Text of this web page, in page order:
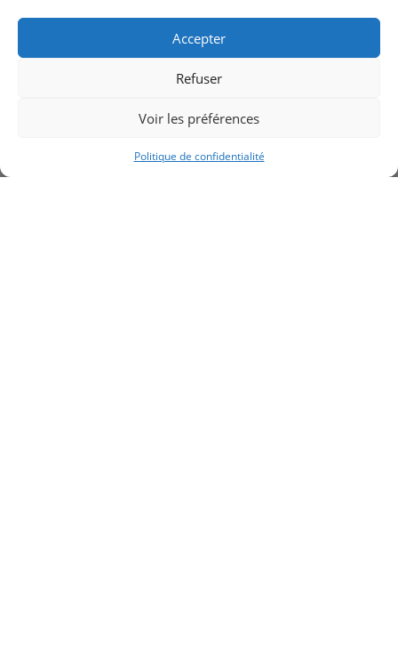
Accepter
Refuser
Voir les préférences
Politique de confidentialité
232$ 220$
RETOUR AUX PRODUITS